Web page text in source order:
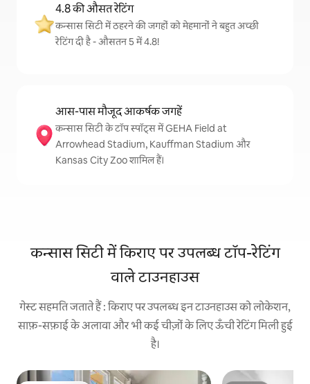
4.8 की औसत रेटिंग
कन्सास सिटी में ठहरने की जगहों को मेहमानों ने बहुत अच्छी
रेटिंग दी है - औसतन 5 में 4.8!
आस-पास मौजूद आकर्षक जगहें
कन्सास सिटी के टॉप स्पॉट्स में GEHA Field at
Arrowhead Stadium, Kauffman Stadium और
Kansas City Zoo शामिल हैं।
कन्सास सिटी में किराए पर उपलब्ध टॉप-रेटिंग
वाले टाउनहाउस
गेस्ट सहमति जताते हैं : किराए पर उपलब्ध इन टाउनहाउस को लोकेशन,
साफ़-सफ़ाई के अलावा और भी कई चीज़ों के लिए ऊँची रेटिंग मिली हुई
है।